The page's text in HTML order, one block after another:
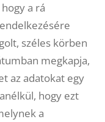
a rá
széles körben
megkapja,
az adatokat egy
hogy ezt
a